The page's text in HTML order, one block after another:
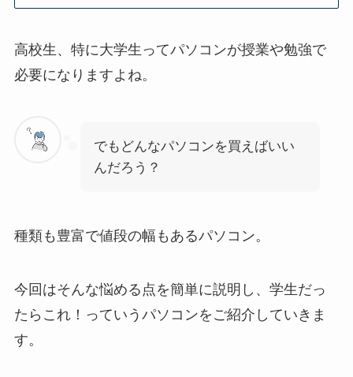
高校生、特に大学生ってパソコンが授業や勉強で
必要になりますよね。
でもどんなパソコンを買えばいい
んだろう？
種類も豊富で値段の幅もあるパソコン。
今回はそんな悩める点を簡単に説明し、学生だっ
たらこれ！っていうパソコンをご紹介していきま
す。